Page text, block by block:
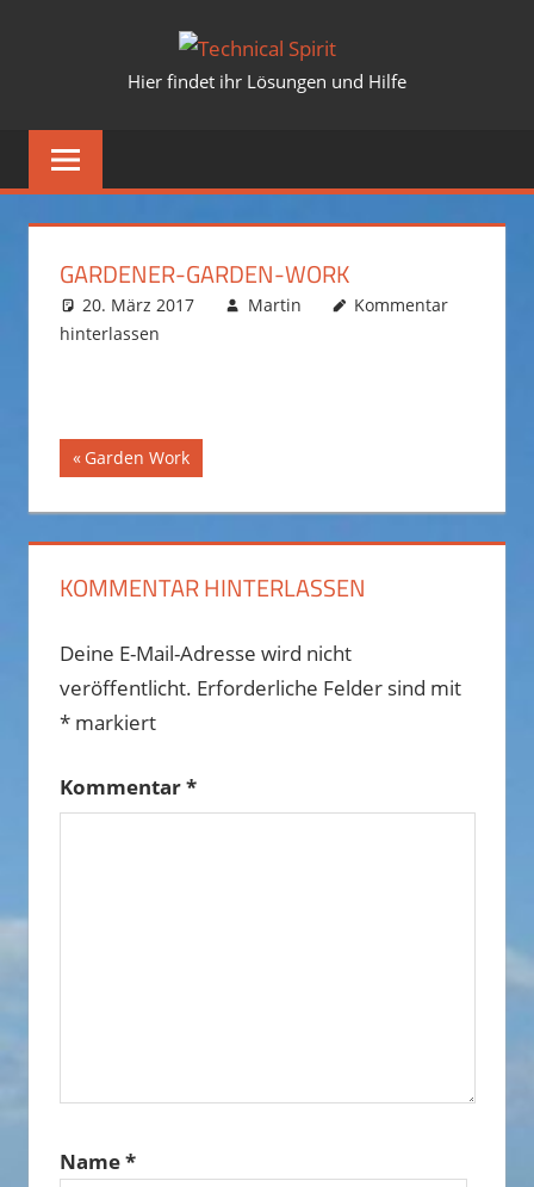
SPIRIT
Hier findet ihr Lösungen und Hilfe
GARDENER-GARDEN-WORK
20. März 2017 Martin
Kommentar
hinterlassen
Beitragsnavigation
Vorheriger
Garden Work
KOMMENTAR HINTERLASSEN
Deine E-Mail-Adresse wird nicht
veröffentlicht. Erforderliche Felder sind mit
*markiert
Kommentar*
Name*